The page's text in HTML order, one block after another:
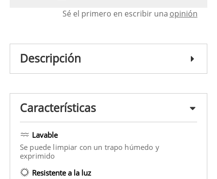
Sé el primero en escribir una opinión
Descripción
Características
Lavable
Se puede limpiar con un trapo húmedo y
exprimido
Resistente a la luz